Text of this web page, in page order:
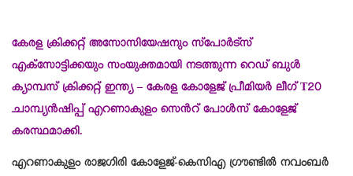
കേരള ക്രിക്കറ്റ് അസോസിയേഷനും സ്പോർട്സ്
എക്സോട്ടിക്കയും സംയുക്തമായി നടത്തുന്ന റെഡ് ബുൾ
ക്യാമ്പസ് ക്രിക്കറ്റ് ഇന്ത്യ – കേരള കോളേജ് പ്രീമിയർ ലീഗ് T20
ചാമ്പ്യൻഷിപ്പ് എറണാകുളം സെൻറ് പോൾസ് കോളേജ്
കരസ്ഥമാക്കി.
എറണാകുളം രാജഗിരി കോളേജ്-കെസിഎ ഗ്രൗണ്ടിൽ നവംബർ